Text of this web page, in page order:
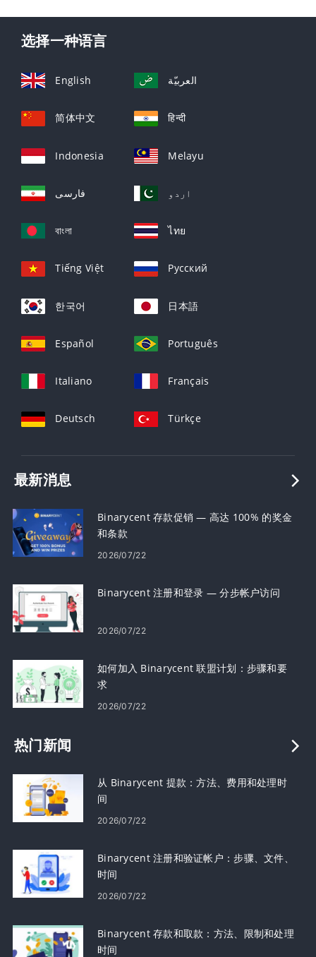
选择一种语言
English العربيّة
简体中文 हिन्दी
Indonesia Melayu
فارسی اردو
বাংলা ไทย
Tiếng Việt Русский
한국어 日本語
Español Português
Italiano Français
Deutsch Türkçe
最新消息
Binarycent 存款促销 — 高达 100% 的奖金
和条款
2026/07/22
Binarycent 注册和登录 — 分步帐户访问
2026/07/22
如何加入 Binarycent 联盟计划：步骤和要
求
2026/07/22
热门新闻
从 Binarycent 提款：方法、费用和处理时
间
2026/07/22
Binarycent 注册和验证帐户：步骤、文件、
时间
2026/07/22
Binarycent 存款和取款：方法、限制和处理
时间